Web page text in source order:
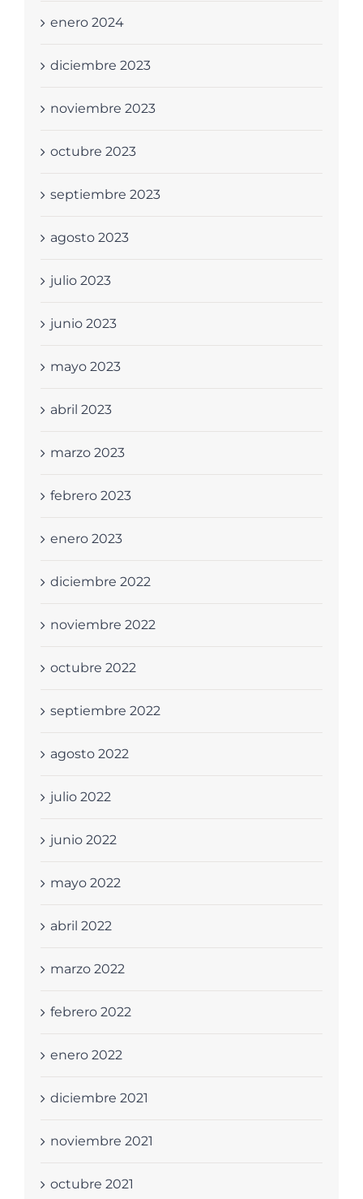
enero 2024
diciembre 2023
noviembre 2023
octubre 2023
septiembre 2023
agosto 2023
julio 2023
junio 2023
mayo 2023
abril 2023
marzo 2023
febrero 2023
enero 2023
diciembre 2022
noviembre 2022
octubre 2022
septiembre 2022
agosto 2022
julio 2022
junio 2022
mayo 2022
abril 2022
marzo 2022
febrero 2022
enero 2022
diciembre 2021
noviembre 2021
octubre 2021